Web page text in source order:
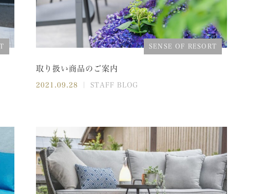
SENSE OF RESORT
取り扱い商品のご案内
2021.09.28 ｜ STAFF BLOG